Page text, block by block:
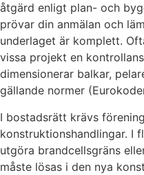
åtgärd enligt plan- och
prövar din anmälan och
underlaget är komplett.
vissa projekt en
dimensionerar balkar,
gällande normer
I bostadsrätt krävs
konstruktionshandlingar. I
utgöra brandcellsgräns
måste lösas i den nya